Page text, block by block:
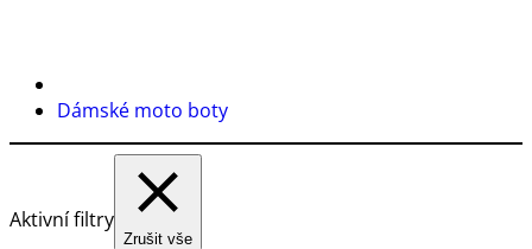
Dámské moto boty
Aktivní filtry
Zrušit vše